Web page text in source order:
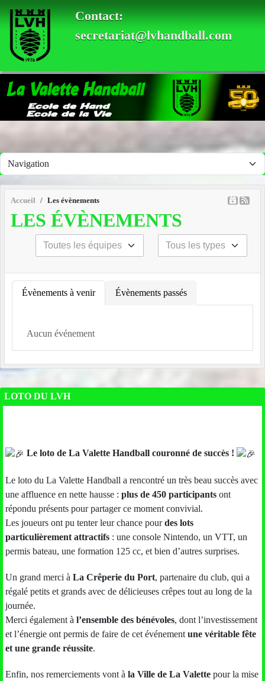
Contact:
secretariat@lvhandball.com
Accueil Les évènements
LES ÉVÈNEMENTS
Évènements à venir Évènements passés
Aucun événement
LOTO DU LVH
Le loto de La Valette Handball couronné de succès !
Le loto du La Valette Handball a rencontré un très beau succès avec
une affluence en nette hausse : plus de 450 participants ont
répondu présents pour partager ce moment convivial.
Les joueurs ont pu tenter leur chance pourdes lots
particulièrement attractifs : une console Nintendo, un VTT, un
permis bateau, une formation 125 cc, et bien d’autres surprises.
Un grand merci à La Crêperie du Port, partenaire du club, qui a
régalé petits et grands avec de délicieuses crêpes tout au long de la
journée.
Merci également à l’ensemble des bénévoles, dont l’investissement
et l’énergie ont permis de faire de cet événement une véritable fête
et une grande réussite.
Enfin, nos remerciements vont à la Ville de La Valette pour la mise
Panneau de gestion des cookies